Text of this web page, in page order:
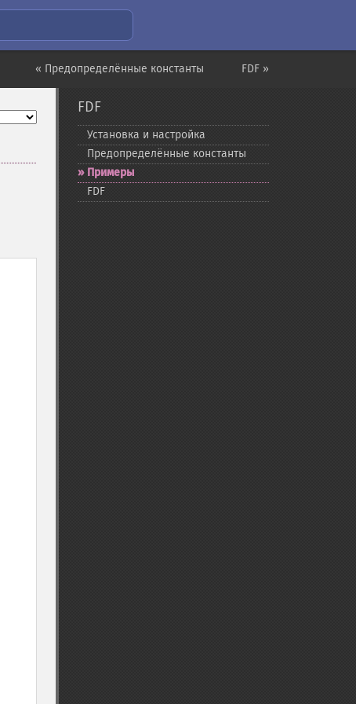
FDF »
« Предопределённые константы
FDF
Установка и настройка
Предопределённые константы
Примеры
FDF